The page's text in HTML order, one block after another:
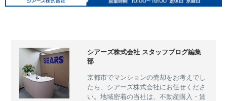
シアーズ株式会社 スタッフブログ編集
部
京都市でマンションの売却をお考えでし
たら、シアーズ株式会社にお任せくださ
い。地域密着の当社は、不動産購入・賃